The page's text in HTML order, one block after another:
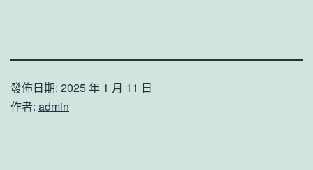
發佈日期: 2025 年 1 月 11 日
作者: admin